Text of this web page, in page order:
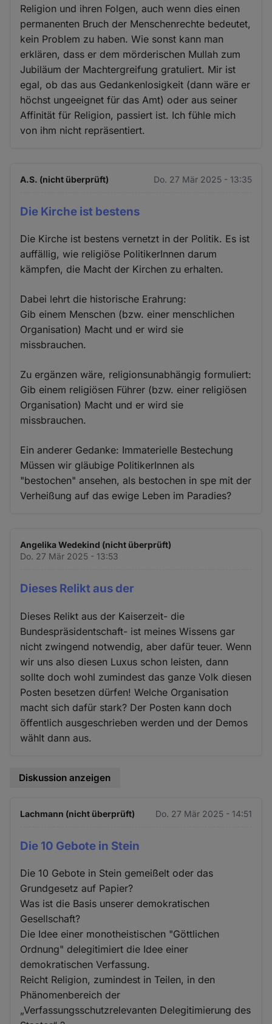
Religion und ihren Folgen, auch wenn dies einen
permanenten Bruch der Menschenrechte bedeutet,
kein Problem zu haben. Wie sonst kann man
erklären, dass er dem mörderischen Mullah zum
Jubiläum der Machtergreifung gratuliert. Mir ist
egal, ob das aus Gedankenlosigkeit (dann wäre er
höchst ungeeignet für das Amt) oder aus seiner
Affinität für Religion, passiert ist. Ich fühle mich
von ihm nicht repräsentiert.
A.S. (nicht überprüft) Do. 27 Mär 2025 - 13:35
Die Kirche ist bestens
Die Kirche ist bestens vernetzt in der Politik. Es ist
auffällig, wie religiöse PolitikerInnen darum
kämpfen, die Macht der Kirchen zu erhalten.
Dabei lehrt die historische Erahrung:
Gib einem Menschen (bzw. einer menschlichen
Organisation) Macht und er wird sie
missbrauchen.
Zu ergänzen wäre, religionsunabhängig formuliert:
Gib einem religiösen Führer (bzw. einer religiösen
Organisation) Macht und er wird sie
missbrauchen.
Ein anderer Gedanke: Immaterielle Bestechung
Müssen wir gläubige PolitikerInnen als
"bestochen" ansehen, als bestochen in spe mit der
Verheißung auf das ewige Leben im Paradies?
Angelika Wedekind (nicht überprüft)
Do. 27 Mär 2025 - 13:53
Dieses Relikt aus der
Dieses Relikt aus der Kaiserzeit- die
Bundespräsidentschaft- ist meines Wissens gar
nicht zwingend notwendig, aber dafür teuer. Wenn
wir uns also diesen Luxus schon leisten, dann
sollte doch wohl zumindest das ganze Volk diesen
Posten besetzen dürfen! Welche Organisation
macht sich dafür stark? Der Posten kann doch
öffentlich ausgeschrieben werden und der Demos
wählt dann aus.
Diskussion anzeigen
Lachmann (nicht überprüft) Do. 27 Mär 2025 - 14:51
Die 10 Gebote in Stein
Die 10 Gebote in Stein gemeißelt oder das
Grundgesetz auf Papier?
Was ist die Basis unserer demokratischen
Gesellschaft?
Die Idee einer monotheistischen "Göttlichen
Ordnung" delegitimiert die Idee einer
demokratischen Verfassung.
Reicht Religion, zumindest in Teilen, in den
Phänomenbereich der
„Verfassungsschutzrelevanten Delegitimierung des